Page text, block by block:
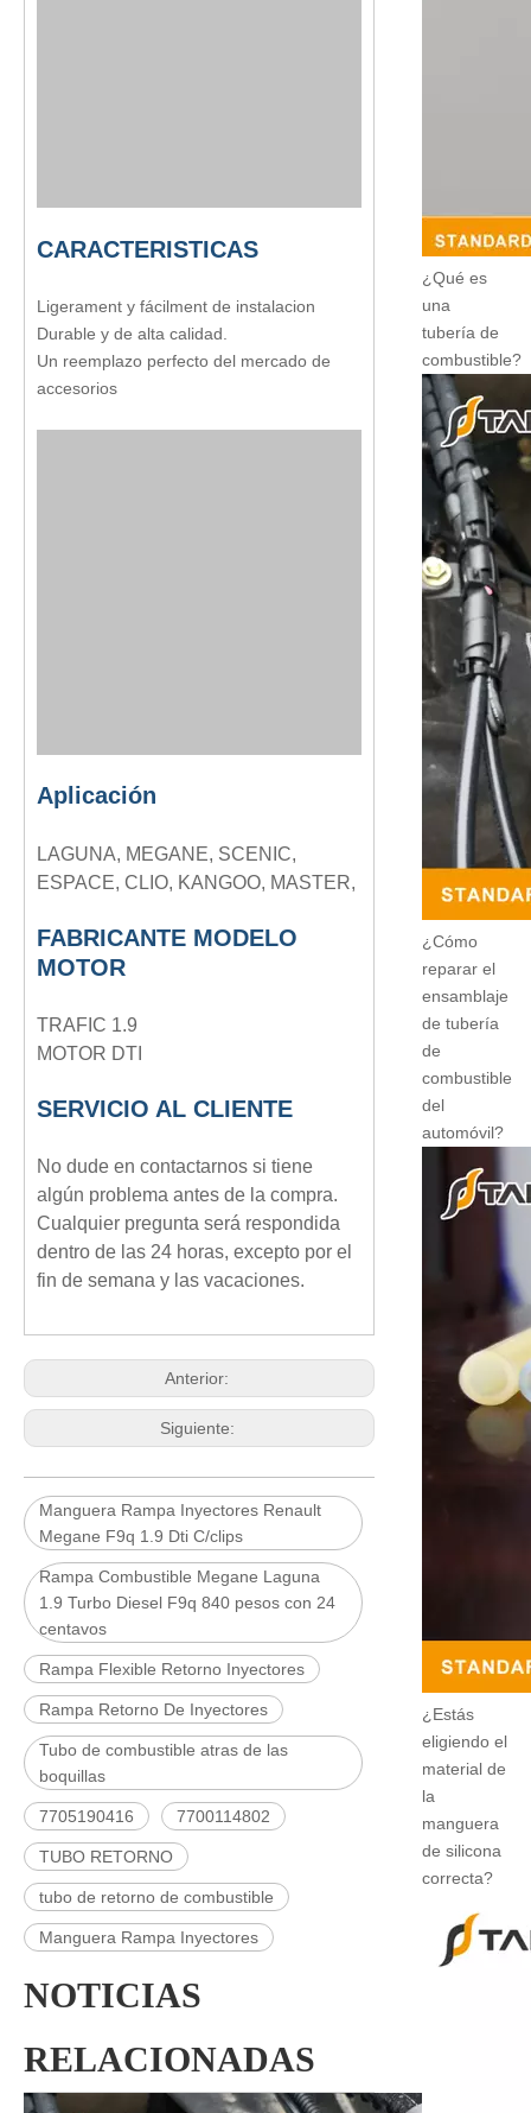
CARACTERISTICAS
Ligerament y fácilment de instalacion
Durable y de alta calidad.
Un reemplazo perfecto del mercado de
accesorios
Aplicación
LAGUNA, MEGANE, SCENIC,
ESPACE, CLIO, KANGOO, MASTER,
FABRICANTE MODELO
MOTOR
TRAFIC 1.9
MOTOR DTI
SERVICIO AL CLIENTE
No dude en contactarnos si tiene
algún problema antes de la compra.
Cualquier pregunta será respondida
dentro de las 24 horas, excepto por el
fin de semana y las vacaciones.
Anterior:
Siguiente:
Manguera Rampa Inyectores Renault
Megane F9q 1.9 Dti C/clips
Rampa Combustible Megane Laguna
1.9 Turbo Diesel F9q 840 pesos con 24
centavos
Rampa Flexible Retorno Inyectores
Rampa Retorno De Inyectores
Tubo de combustible atras de las
boquillas
7705190416 7700114802
TUBO RETORNO
tubo de retorno de combustible
Manguera Rampa Inyectores
NOTICIAS
RELACIONADAS
¿Qué es
una
tubería de
combustible?
¿Cómo
reparar el
ensamblaje
de tubería
de
combustible
del
automóvil?
¿Estás
eligiendo el
material de
la
manguera
de silicona
correcta?